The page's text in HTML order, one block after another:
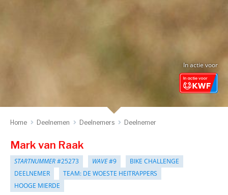
In actie voor
Home Deelnemen Deelnemers Deelnemer
Mark van Raak
STARTNUMMER#25273 WAVE#9
BIKE CHALLENGE
DEELNEMER
TEAM: DE WOESTE HEITRAPPERS
HOOGE MIERDE